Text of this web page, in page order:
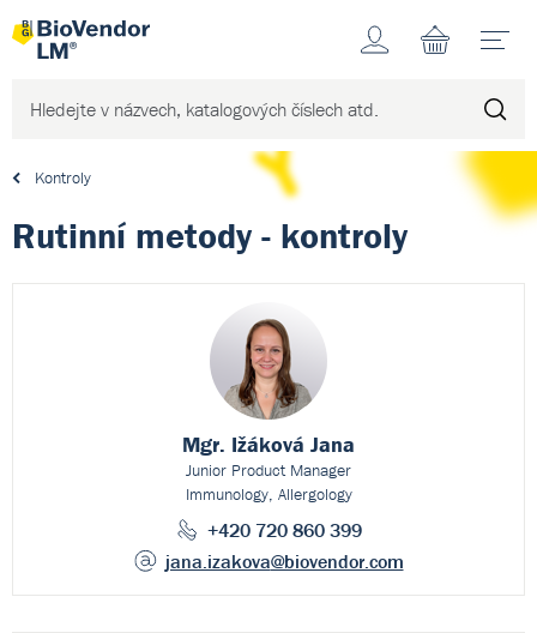
Účet
Kontroly
Rutinní metody - kontroly
Mgr. Ižáková Jana
Junior Product Manager
Immunology, Allergology
+420 720 860 399
jana.izakova@biovendor.com